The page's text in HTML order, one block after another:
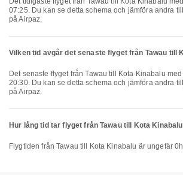
07:25. Du kan se detta schema och jämföra andra
på Airpaz.
Vilken tid avgår det senaste flyget från Tawau till
Det senaste flyget från Tawau till Kota Kinabalu med AirAsia avgår klockan
20:30. Du kan se detta schema och jämföra andra
på Airpaz.
Hur lång tid tar flyget från Tawau till Kota
Flygtiden från Tawau till Kota Kinabalu är ungefär